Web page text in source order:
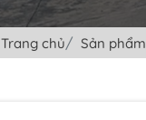
Trang chủ Sản phẩm